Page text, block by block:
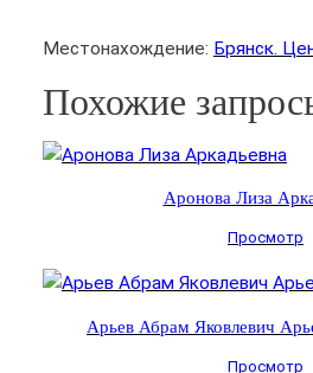
Местонахождение: Брянск.
Похожие
Аронова Лиза
Просмотр
Арьев Абрам Яковлевич
Просмотр